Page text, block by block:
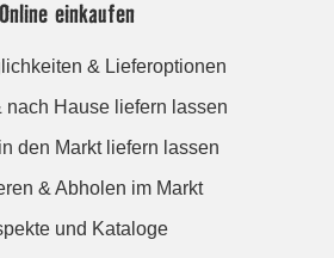
Online einkaufen
& Lieferoptionen
nach Hause liefern lassen
den Markt liefern lassen
& Abholen im Markt
und Kataloge